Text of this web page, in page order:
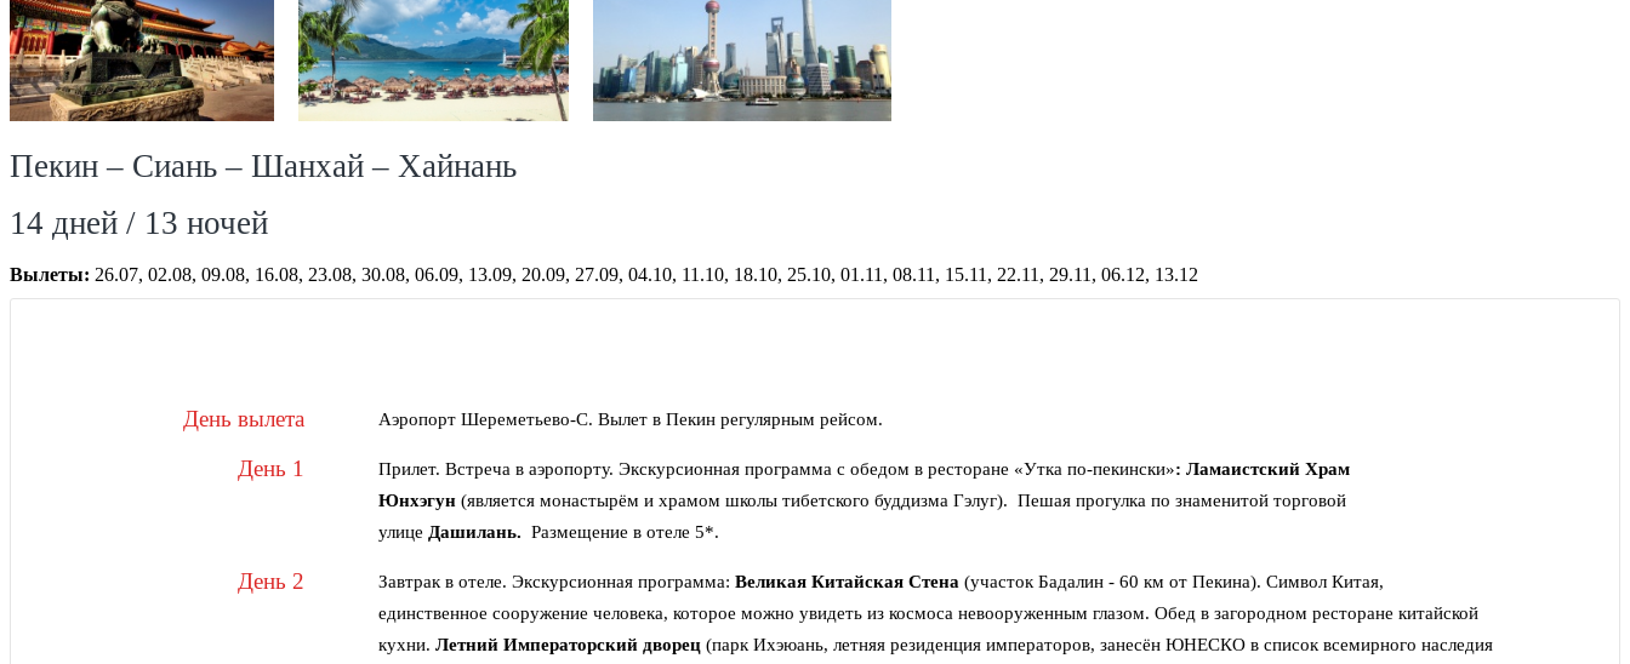
Пекин – Сиань – Шанхай – Хайнань
14 дней / 13 ночей
Вылеты: 26.07, 02.08, 09.08, 16.08, 23.08, 30.08, 06.09, 13.09, 20.09, 27.09, 04.10, 11.10, 18.10, 25.10, 01.11, 08.11, 15.11, 22.11, 29.11, 06.12, 13.12
День вылета Аэропорт Шереметьево-C. Вылет в Пекин регулярным рейсом.
День 1 Прилет. Встреча в аэропорту. Экскурсионная программа с обедом в ресторане «Утка по-пекински»: Ламаистский Храм
Юнхэгун (является монастырём и храмом школы тибетского буддизма Гэлуг). Пешая прогулка по знаменитой торговой
улице Дашилань. Размещение в отеле 5*.
День 2 Завтрак в отеле. Экскурсионная программа: Великая Китайская Стена (участок Бадалин - 60 км от Пекина). Символ Китая,
единственное сооружение человека, которое можно увидеть из космоса невооруженным глазом. Обед в загородном ресторане китайской
кухни. Летний Императорский дворец (парк Ихэюань, летняя резиденция императоров, занесён ЮНЕСКО в список всемирного наследия